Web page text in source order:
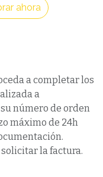
ahora
a completar los
a
número de orden
máximo de 24h
la factura.